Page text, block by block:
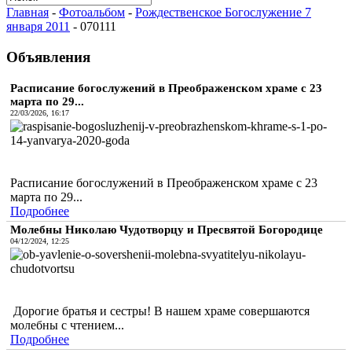
Главная - Фотоальбом - Рождественское Богослужение 7
января 2011 - 070111
Объявления
Расписание богослужений в Преображенском храме с 23
марта по 29...
22/03/2026, 16:17
Расписание богослужений в Преображенском храме с 23
марта по 29...
Подробнее
Молебны Николаю Чудотворцу и Пресвятой Богородице
04/12/2024, 12:25
Дорогие братья и сестры! В нашем храме совершаются
молебны с чтением...
Подробнее